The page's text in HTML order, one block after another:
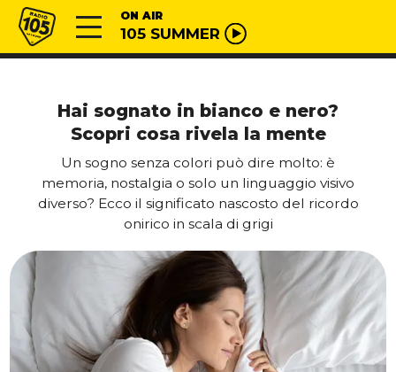
Vai al contenuto
Radio 105 ON AIR
105 SUMMER
Hai sognato in bianco e nero?
Scopri cosa rivela la mente
Un sogno senza colori può dire molto: è
memoria, nostalgia o solo un linguaggio visivo
diverso? Ecco il significato nascosto del ricordo
onirico in scala di grigi